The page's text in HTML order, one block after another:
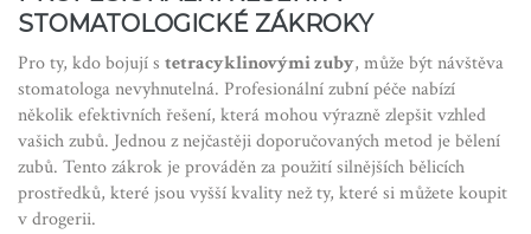
STOMATOLOGICKÉ ZÁKROKY
Pro ty, kdo bojují s tetracyklinovými zuby, může být návštěva
stomatologa nevyhnutelná. Profesionální zubní péče nabízí
několik efektivních řešení, která mohou výrazně zlepšit vzhled
vašich zubů. Jednou z nejčastěji doporučovaných metod je bělení
zubů. Tento zákrok je prováděn za použití silnějších bělicích
prostředků, které jsou vyšší kvality než ty, které si můžete koupit
v drogerii.